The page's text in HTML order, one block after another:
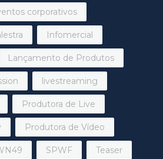
corporativos
Infomercial
Lançamento de Produtos
livestreaming
Produtora de Live
Produtora de Vídeo
SPWF Teaser